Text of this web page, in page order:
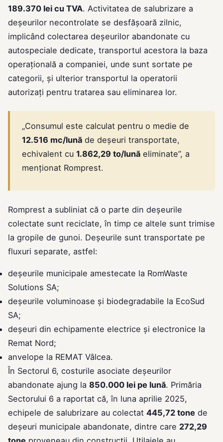
189.370 lei cu TVA. Activitatea de salubrizare a
deșeurilor necontrolate se desfășoară zilnic,
implicând colectarea deșeurilor abandonate cu
autospeciale dedicate, transportul acestora la baza
operațională a companiei, unde sunt sortate pe
categorii, și ulterior transportul la operatorii
autorizați pentru tratarea sau eliminarea lor.
„Consumul este calculat pentru o medie de
12.516 mc/lună de deșeuri transportate,
echivalent cu 1.862,29 to/lună eliminate”, a
menționat Romprest.
Romprest a subliniat că o parte din deșeurile
colectate sunt reciclate, în timp ce altele sunt trimise
la gropile de gunoi. Deșeurile sunt transportate pe
fluxuri separate, astfel:
deșeurile municipale amestecate la RomWaste
Solutions SA;
deșeurile voluminoase și biodegradabile la EcoSud
SA;
deșeuri din echipamente electrice și electronice la
Remat Nord;
anvelope la REMAT Vâlcea.
În Sectorul 6, costurile asociate deșeurilor
abandonate ajung la 850.000 lei pe lună. Primăria
Sectorului 6 a raportat că, în luna aprilie 2025,
echipele de salubrizare au colectat 445,72 tone de
deșeuri municipale abandonate, dintre care 272,29